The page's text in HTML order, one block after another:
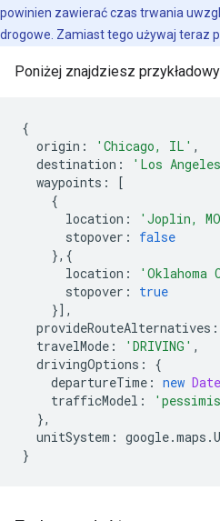
powinien zawierać czas trwania
drogowe. Zamiast tego używaj teraz
Poniżej znajdziesz przykładowy
{
origin : 'Chicago, IL' ,
destination : 'Los
waypoints :
[
{
location : 'Joplin,
stopover :
false
},{
location : 'Oklahoma
stopover :
true
}],
provideRouteAlternatives :
travelMode : 'DRIVING' ,
drivingOptions :
{
departureTime : new Date
trafficModel :
},
unitSystem : google.maps .
}